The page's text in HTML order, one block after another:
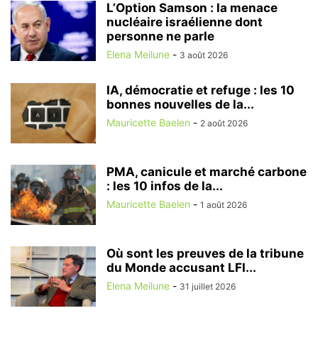
L’Option Samson : la menace
nucléaire israélienne dont
personne ne parle
Elena Meilune - 3 août 2026
IA, démocratie et refuge : les 10
bonnes nouvelles de la...
Mauricette Baelen - 2 août 2026
PMA, canicule et marché carbone
: les 10 infos de la...
Mauricette Baelen - 1 août 2026
Où sont les preuves de la tribune
du Monde accusant LFI...
Elena Meilune - 31 juillet 2026